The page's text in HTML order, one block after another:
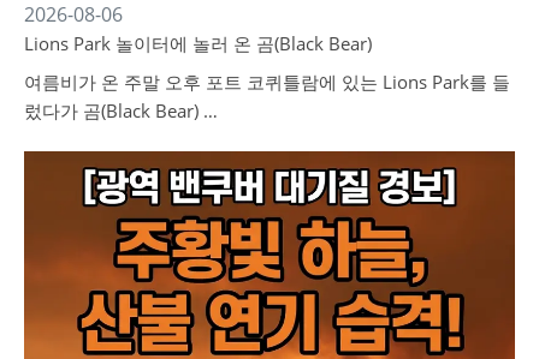
2026-08-06
Lions Park 놀이터에 놀러 온 곰(Black Bear)
여름비가 온 주말 오후 포트 코퀴틀람에 있는 Lions Park를 들
렀다가 곰(Black Bear) …